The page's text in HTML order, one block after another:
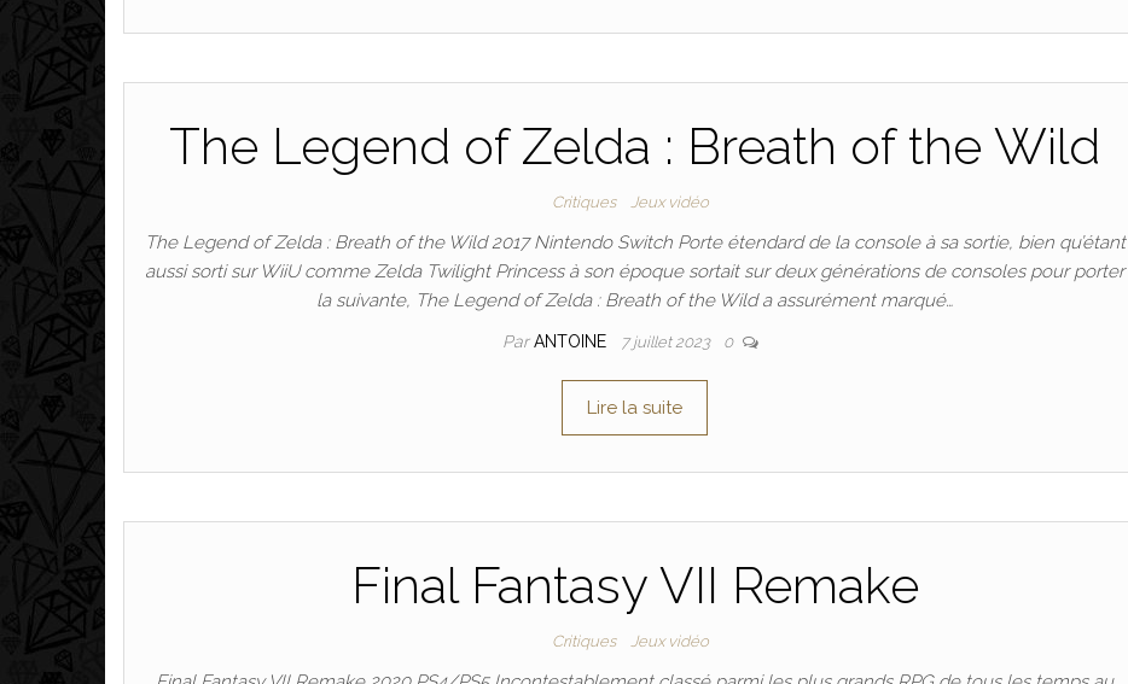
The Legend of Zelda : Breath of the Wild
Critiques Jeux vidéo
The Legend of Zelda : Breath of the Wild 2017 Nintendo Switch Porte étendard de la console à sa sortie, bien qu’étant
aussi sorti sur WiiU comme Zelda Twilight Princess à son époque sortait sur deux générations de consoles pour porter
la suivante, The Legend of Zelda : Breath of the Wild a assurément marqué…
ParANTOINE 7 juillet 2023 0
Lire la suite
Final Fantasy VII Remake
Critiques Jeux vidéo